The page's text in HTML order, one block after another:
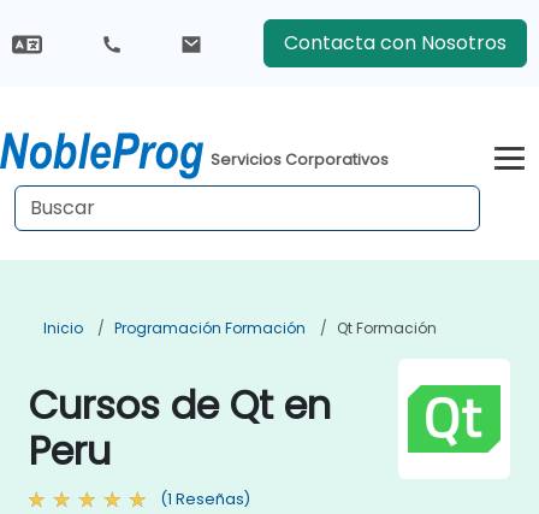
Contacta con Nosotros
Servicios Corporativos
Inicio Programación Formación Qt Formación
Cursos de Qt en
Peru
(1 Reseñas)